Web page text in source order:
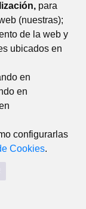
para
(nuestras);
de la web y
ubicados en
en
en
configurarlas
Cookies.
Año
28220
LEGAL